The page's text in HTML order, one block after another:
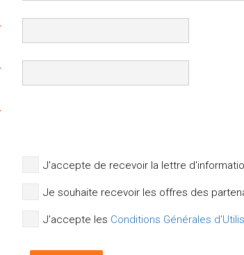
J'accepte de recevoir la lettre
Je souhaite recevoir les offres des
J'accepte les Conditions Générales